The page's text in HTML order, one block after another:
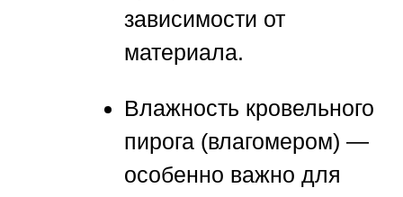
зависимости от
материала.
Влажность кровельного
пирога (влагомером) —
особенно важно для